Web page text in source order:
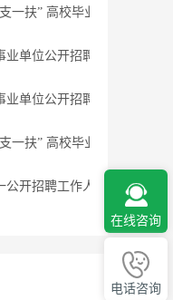
一扶” 高校毕业生体检通知
单位公开招聘教师体检通知
业单位公开招聘教师总成绩
一扶” 高校毕业生总成绩发布
开招聘工作人员体检通知
在线咨询
电话咨询